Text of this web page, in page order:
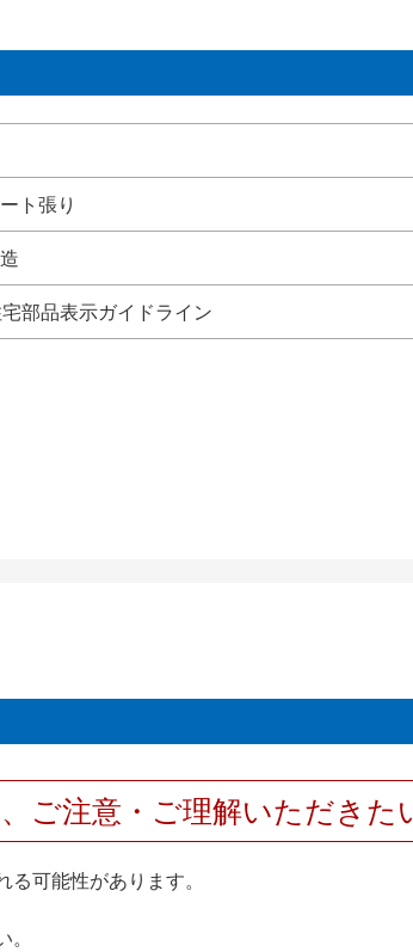
ト張り
品表示ガイドライン
ご注意・ご理解いただきた
可能性があります。